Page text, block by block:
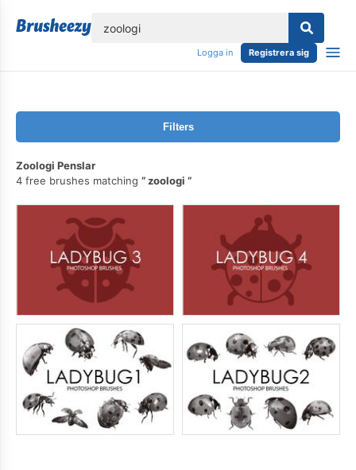
Logga in Registrera sig
Filters
Zoologi Penslar
4 free brushes matching
zoologi